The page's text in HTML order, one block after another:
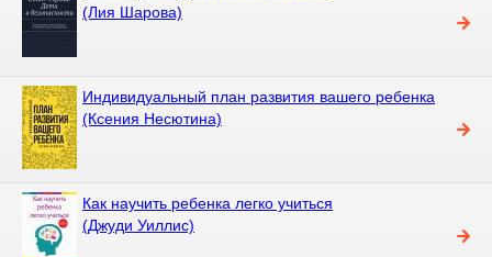
(Лия Шарова)
Индивидуальный план развития вашего ребенка
(Ксения Несютина)
Как научить ребенка легко учиться
(Джуди Уиллис)